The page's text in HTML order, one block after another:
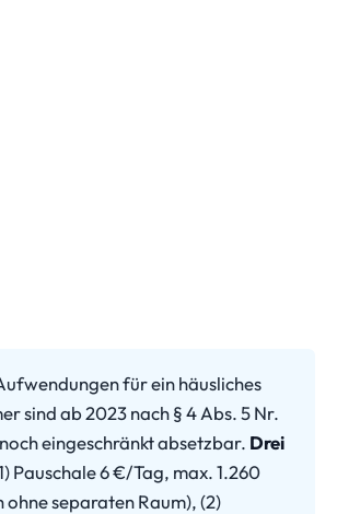
für ein häusliches
sind ab 2023 nach § 4 Abs. 5 Nr.
eingeschränkt absetzbar. Drei
Pauschale 6 €/Tag, max. 1.260
separaten Raum), (2)